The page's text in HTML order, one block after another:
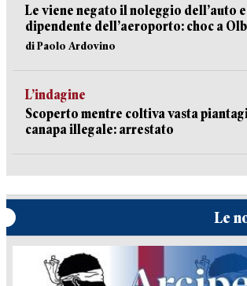
Le viene negato il noleggio dell’auto
dipendente dell’aeroporto: choc a
di Paolo Ardovino
L’indagine
Scoperto mentre coltiva vasta
canapa illegale: arrestato
Le